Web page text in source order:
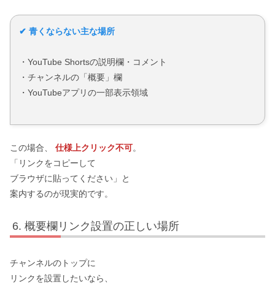
✔ 青くならない主な場所
・YouTube Shortsの説明欄・コメント
・チャンネルの「概要」欄
・YouTubeアプリの一部表示領域
この場合、 仕様上クリック不可。
「リンクをコピーして
ブラウザに貼ってください」と
案内するのが現実的です。
概要欄リンク設置の正しい場所
チャンネルのトップに
リンクを設置したいなら、